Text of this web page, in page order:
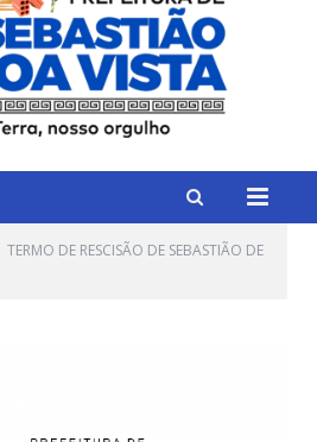
TERMO DE RESCISÃO DE SEBASTIÃO DE